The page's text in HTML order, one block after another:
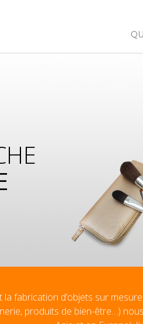
fabrication d’objets sur
produits de bien-être…)